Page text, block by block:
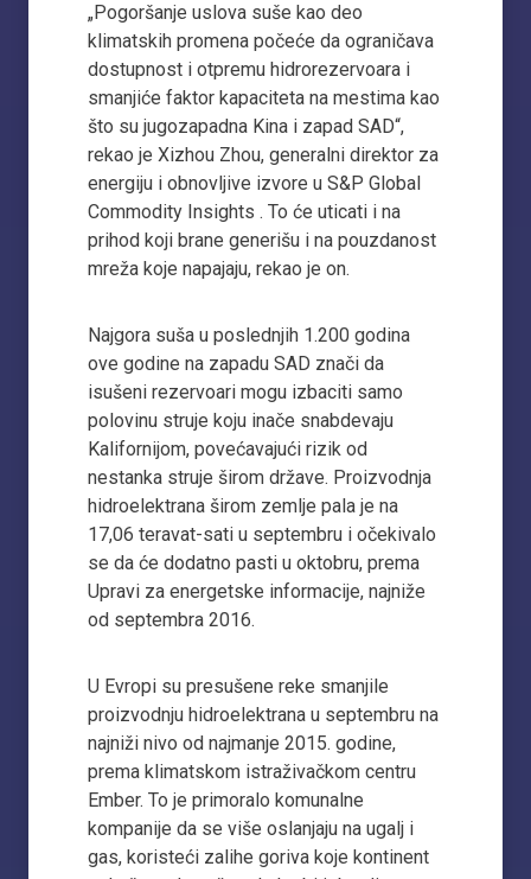
„Pogoršanje uslova suše kao deo
klimatskih promena počeće da ograničava
dostupnost i otpremu hidrorezervoara i
smanjiće faktor kapaciteta na mestima kao
što su jugozapadna Kina i zapad SAD“,
rekao je Xizhou Zhou, generalni direktor za
energiju i obnovljive izvore u S&P Global
Commodity Insights . To će uticati i na
prihod koji brane generišu i na pouzdanost
mreža koje napajaju, rekao je on.
Najgora suša u poslednjih 1.200 godina
ove godine na zapadu SAD znači da
isušeni rezervoari mogu izbaciti samo
polovinu struje koju inače snabdevaju
Kalifornijom, povećavajući rizik od
nestanka struje širom države. Proizvodnja
hidroelektrana širom zemlje pala je na
17,06 teravat-sati u septembru i očekivalo
se da će dodatno pasti u oktobru, prema
Upravi za energetske informacije, najniže
od septembra 2016.
U Evropi su presušene reke smanjile
proizvodnju hidroelektrana u septembru na
najniži nivo od najmanje 2015. godine,
prema klimatskom istraživačkom centru
Ember. To je primoralo komunalne
kompanije da se više oslanjaju na ugalj i
gas, koristeći zalihe goriva koje kontinent